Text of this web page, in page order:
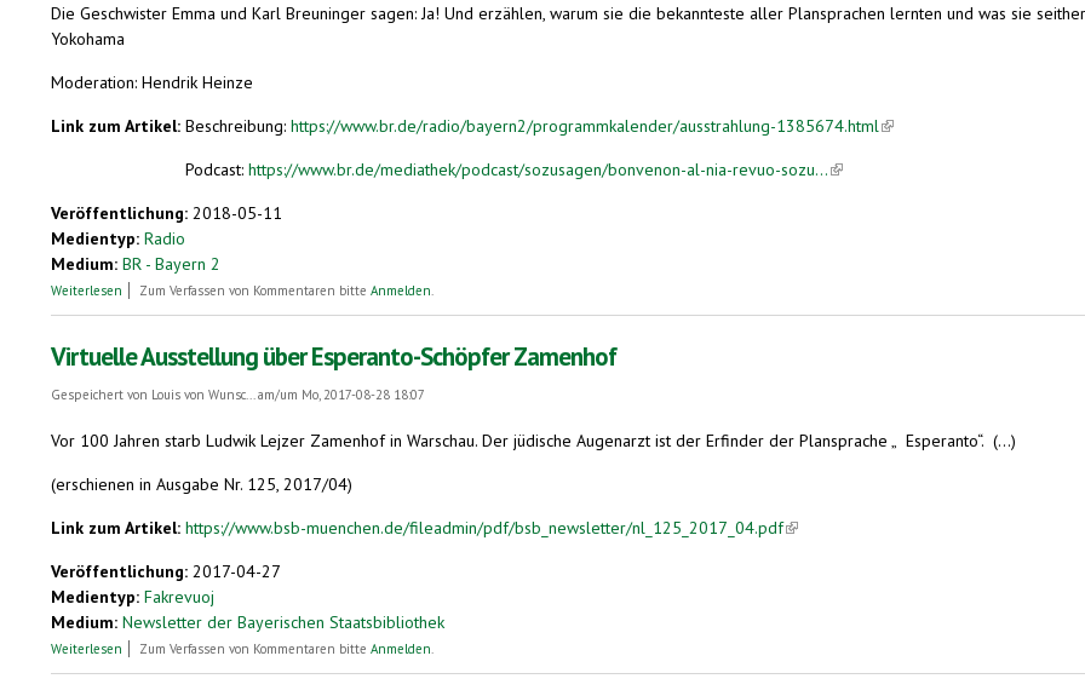
Die Geschwister Emma und Karl Breuninger sagen: Ja! Und erzählen, warum sie die bekannteste aller Plansprachen lernten und was sie
Yokohama
Moderation: Hendrik Heinze
Link zum Artikel: Beschreibung: https://www.br.de/radio/bayern2/programmkalender/ausstrahlung-1385674.html(link is external)
Podcast: https://www.br.de/mediathek/podcast/sozusagen/bonvenon-al-nia-revuo-sozu...(link is external)
Veröffentlichung: 2018-05-11
Medientyp: Radio
Medium: BR - Bayern 2
Weiterlesen über Bonvenon al nia revuo "Sozusagen"
Zum Verfassen von Kommentaren bitte Anmelden.
Virtuelle Ausstellung über Esperanto-Schöpfer Zamenhof
Gespeichert von Louis von Wunsc...am/um Mo, 2017-08-28 18:07
Vor 100 Jahren starb Ludwik Lejzer Zamenhof in Warschau. Der jüdische Augenarzt ist der Erfinder der Plansprache „ Esperanto“. (...)
(erschienen in Ausgabe Nr. 125, 2017/04)
Link zum Artikel: https://www.bsb-muenchen.de/fileadmin/pdf/bsb_newsletter/nl_125_2017_04.pdf(link is external)
Veröffentlichung: 2017-04-27
Medientyp: Fakrevuoj
Medium: Newsletter der Bayerischen Staatsbibliothek
Weiterlesen über Virtuelle Ausstellung über Esperanto-Schöpfer Zamenhof
Zum Verfassen von Kommentaren bitte Anmelden.